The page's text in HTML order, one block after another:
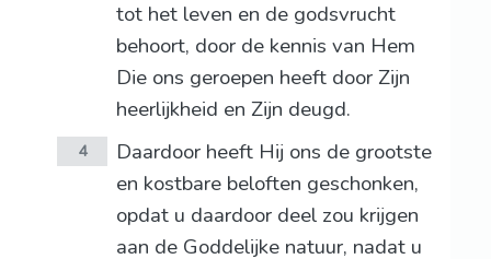
tot het leven en de godsvrucht
behoort, door de kennis van Hem
Die ons geroepen heeft door Zijn
heerlijkheid en Zijn deugd.
4
Daardoor heeft Hij ons de grootste
en kostbare beloften geschonken,
opdat u daardoor deel zou krijgen
aan de Goddelijke natuur, nadat u